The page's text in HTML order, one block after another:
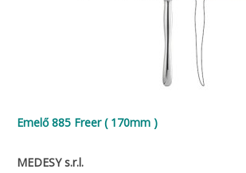
Emelő 885 Freer ( 170mm )
MEDESY s.r.l.